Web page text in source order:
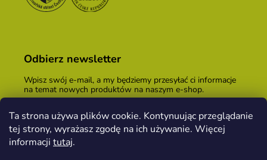
Ta strona używa plików cookie. Kontynuując przeglądanie
tej strony, wyrażasz zgodę na ich używanie. Więcej
informacji tutaj.
Odbierz newsletter
Wpisz swój e-mail, a my będziemy przesyłać ci informacje
na temat nowych produktów na naszym e-shop.
Podając adres e-mail, zgadzasz się zwarunkami
handlowymi